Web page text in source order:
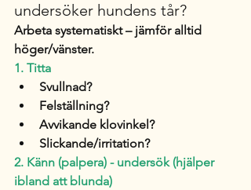
undersöker hundens tår?
Arbeta systematiskt – jämför alltid
höger/vänster.
1. Titta
Svullnad?
Felställning?
Avvikande klovinkel?
Slickande/irritation?
2. Känn (palpera) - undersök (hjälper
ibland att blunda)